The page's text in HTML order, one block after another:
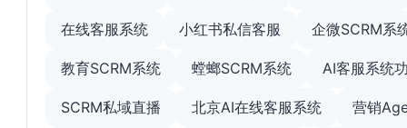
在线客服系统 小红书私信客服 企微SCRM系
教育SCRM系统 螳螂SCRM系统 AI客服系统
SCRM私域直播 北京AI在线客服系统 营销